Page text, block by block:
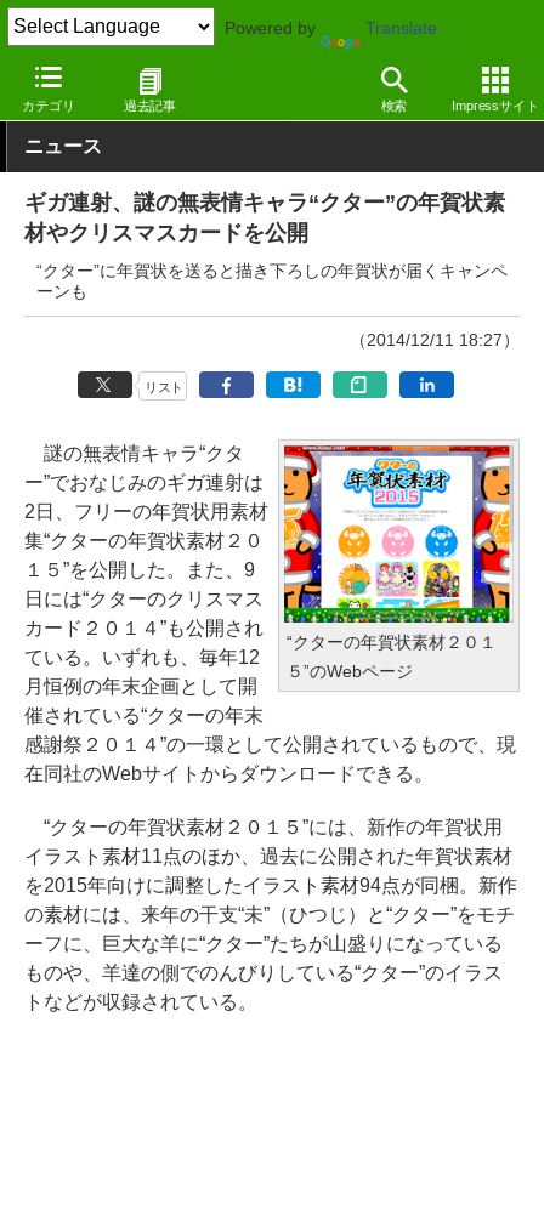
Powered by Translate
カテゴリ 過去記事 検索 Impressサイト
窓の杜 ライフ 生活
ニュース
ギガ連射、謎の無表情キャラ“クター”の年賀状素
材やクリスマスカードを公開
“クター”に年賀状を送ると描き下ろしの年賀状が届くキャンペ
ーンも
（2014/12/11 18:27）
リスト
“クターの年賀状素材２０１
５”のWebページ
謎の無表情キャラ“クタ
ー”でおなじみのギガ連射は
2日、フリーの年賀状用素材
集“クターの年賀状素材２０
１５”を公開した。また、9
日には“クターのクリスマス
カード２０１４”も公開され
ている。いずれも、毎年12
月恒例の年末企画として開
催されている“クターの年末
感謝祭２０１４”の一環として公開されているもので、現
在同社のWebサイトからダウンロードできる。
“クターの年賀状素材２０１５”には、新作の年賀状用
イラスト素材11点のほか、過去に公開された年賀状素材
を2015年向けに調整したイラスト素材94点が同梱。新作
の素材には、来年の干支“未”（ひつじ）と“クター”をモチ
ーフに、巨大な羊に“クター”たちが山盛りになっている
ものや、羊達の側でのんびりしている“クター”のイラス
トなどが収録されている。